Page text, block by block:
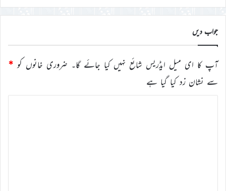
جواب دیں
آپ کا ای میل ایڈریس شائع نہیں کیا جائے گا۔ ضروری خانوں کو *
سے نشان زد کیا گیا ہے